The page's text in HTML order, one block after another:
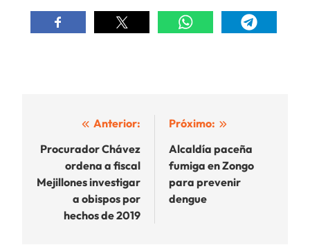
Navegación
de
entradas
Anterior:
Procurador Chávez
ordena a fiscal
Mejillones investigar
a obispos por
hechos de 2019
Próximo:
Alcaldía paceña
fumiga en Zongo
para prevenir
dengue